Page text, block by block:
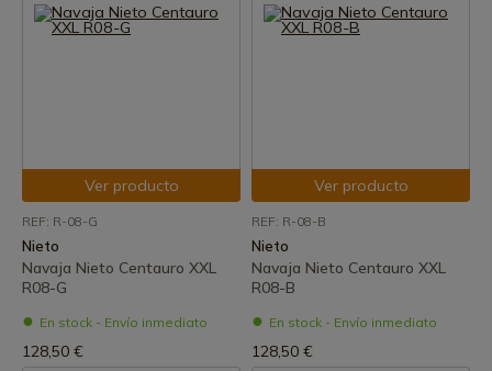
Ver producto
REF: R-08-G
Nieto
Navaja Nieto Centauro XXL
R08-G
En stock - Envío inmediato
128,50 €
Ver producto
REF: R-08-B
Nieto
Navaja Nieto Centauro XXL
R08-B
En stock - Envío inmediato
128,50 €